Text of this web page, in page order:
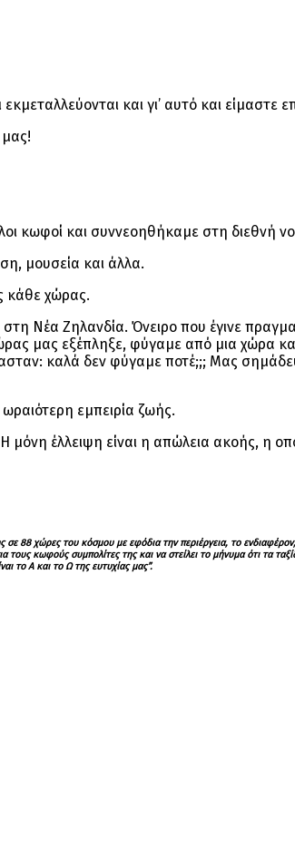
και γι’ αυτό και είμαστε
κωφοί και συννεοηθήκαμε στη διεθνή
μουσεία και άλλα.
κάθε χώρας.
Νέα Ζηλανδία. Όνειρο που έγινε
μας εξέπληξε, φύγαμε από μια χώρα
καλά δεν φύγαμε ποτέ;;; Μας
ωραιότερη εμπειρία ζωής.
έλλειψη είναι η απώλεια ακοής, η
88 χώρες του κόσμου με εφόδια την περιέργεια, το
κωφούς συμπολίτες της και να στείλει το μήνυμα ότι τα
το Α και το Ω της ευτυχίας μας”.